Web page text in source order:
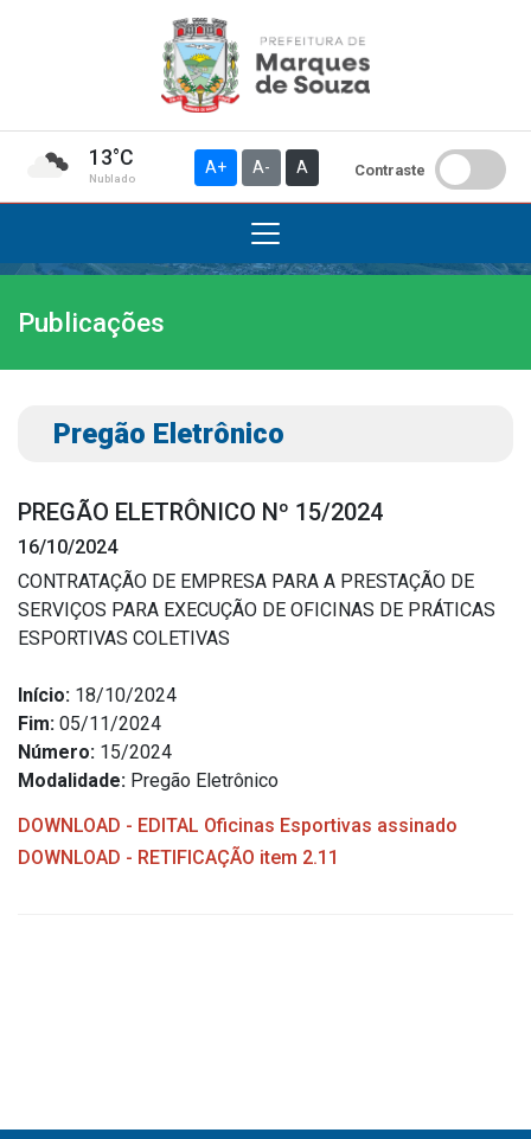
13°C
Nublado
A+ A- A Contraste
Institucional
A Prefeitura
Gabinete do Vice-prefeito
Símbolos Oficiais
Estrutura Organizacional
Secretarias
Administração
Agricultura e Meio Ambiente
Educação, Cultura, Desporto e Turismo
Nota Fiscal Eletrônica
Publicações
Pregão Eletrônico
PREGÃO ELETRÔNICO Nº 15/2024
16/10/2024
CONTRATAÇÃO DE EMPRESA PARA A PRESTAÇÃO DE
SERVIÇOS PARA EXECUÇÃO DE OFICINAS DE PRÁTICAS
ESPORTIVAS COLETIVAS
Início: 18/10/2024
Fim: 05/11/2024
Número: 15/2024
Modalidade: Pregão Eletrônico
DOWNLOAD - EDITAL Oficinas Esportivas assinado
DOWNLOAD - RETIFICAÇÃO item 2.11